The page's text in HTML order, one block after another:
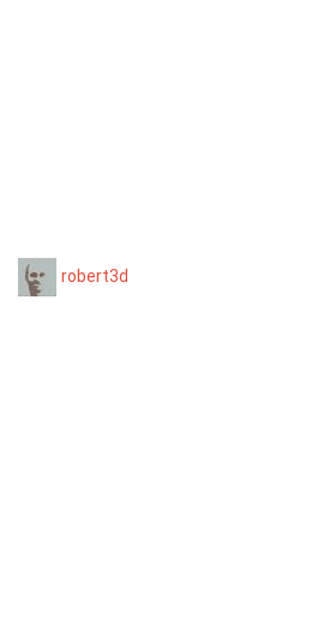
robert3d